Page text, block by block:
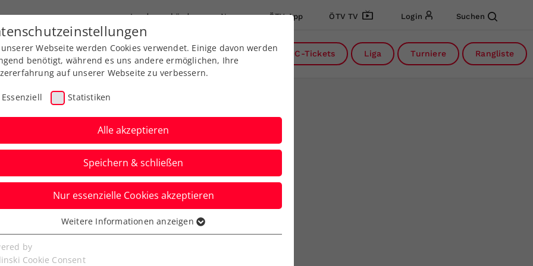
Landesverbände News ÖTV App ÖTV TV Login Suchen
Ausbildung Services Über uns DC-Tickets Liga Turniere Rangliste
Turniere
in die win2day
Webseite werden Cookies verwendet. Einige davon werden
benötigt, während es uns andere ermöglichen, Ihre
auf unserer Webseite zu verbessern.
Essenziell Statistiken
Alle akzeptieren
Speichern & schließen
Nur essenzielle Cookies akzeptieren
Cookies werden für grundlegende Funktionen der
benötigt. Dadurch ist gewährleistet, dass die Webseite
Weitere Informationen anzeigen
by
Cookie Consent